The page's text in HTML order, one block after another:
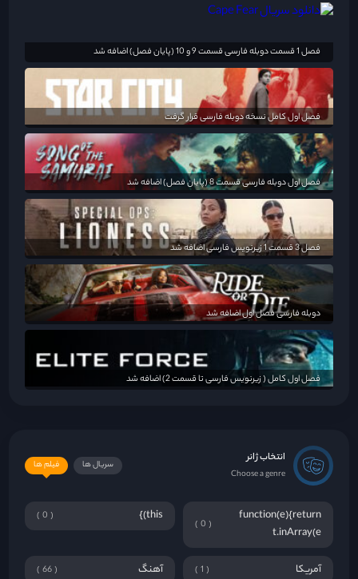
فصل 1 قسمت دوبله فارسی قسمت 9 و 10 (پایان فصل) اضافه شد
فصل اول کامل نسخه دوبله فارسی قرار گرفت
فصل اول دوبله فارسی قسمت 8 (پایان فصل) اضافه شد
فصل 3 قسمت 1 زیرنویس فارسی اضافه شد
دوبله فارسی فصل اول اضافه شد
فصل اول کامل ( زیرنویس فارسی تا قسمت 2) اضافه شد
انتخاب ژانر
Choose a genre
فیلم ها سریال ها
function(e){return
t.inArray(e
0
this)}
0
آمریکا 1 آهنگ 66